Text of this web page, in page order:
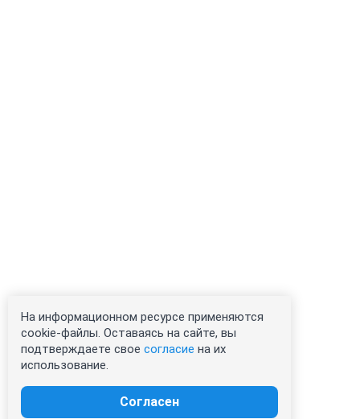
На информационном ресурсе применяются
cookie-файлы. Оставаясь на сайте, вы
подтверждаете свое согласие на их
использование.
Согласен